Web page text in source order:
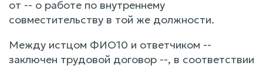
от -- о работе по внутреннему
совместительству в той же должности.
Между истцом ФИО10 и ответчиком --
заключен трудовой договор --, в соответствии